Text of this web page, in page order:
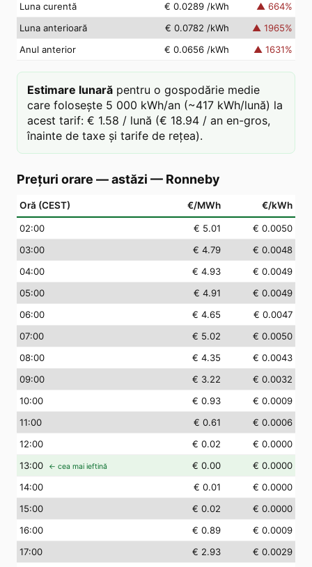
Luna curentă
€ 0.0289 /kWh ▲ 664%
Luna anterioară
€ 0.0782 /kWh ▲ 1965%
Anul anterior
€ 0.0656 /kWh ▲ 1631%
Estimare lunară pentru o gospodărie medie
care folosește 5 000 kWh/an (~417 kWh/lună) la
acest tarif: € 1.58 / lună (€ 18.94 / an en-gros,
înainte de taxe și tarife de rețea).
Prețuri orare — astăzi — Ronneby
Oră (CEST) €/MWh €/kWh
02:00 € 5.01
€ 0.0050
03:00 € 4.79
€ 0.0048
04:00 € 4.93
€ 0.0049
05:00 € 4.91
€ 0.0049
06:00 € 4.65
€ 0.0047
07:00 € 5.02
€ 0.0050
08:00 € 4.35
€ 0.0043
09:00 € 3.22
€ 0.0032
10:00 € 0.93
€ 0.0009
11:00 € 0.61
€ 0.0006
12:00 € 0.02
€ 0.0000
13:00 ← cea mai ieftină € 0.00
€ 0.0000
14:00 € 0.01
€ 0.0000
15:00 € 0.02
€ 0.0000
16:00 € 0.89
€ 0.0009
17:00 € 2.93
€ 0.0029